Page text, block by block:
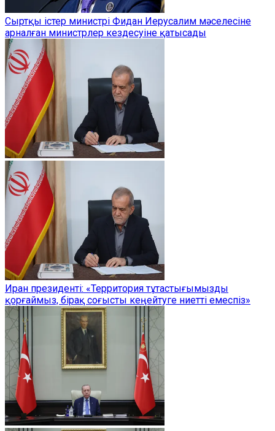
Сыртқы істер министрі Фидан Иерусалим мәселесіне
арналған министрлер кездесуіне қатысады
Иран президенті: «Территория тұтастығымызды
қорғаймыз, бірақ соғысты кеңейтуге ниетті емеспіз»